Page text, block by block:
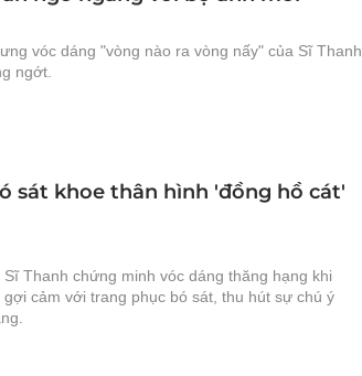
vóc dáng "vòng nào ra vòng nấy" của Sĩ Thanh
ngớt.
sát khoe thân hình 'đồng hồ cát'
Thanh chứng minh vóc dáng thăng hạng khi
cảm với trang phục bó sát, thu hút sự chú ý